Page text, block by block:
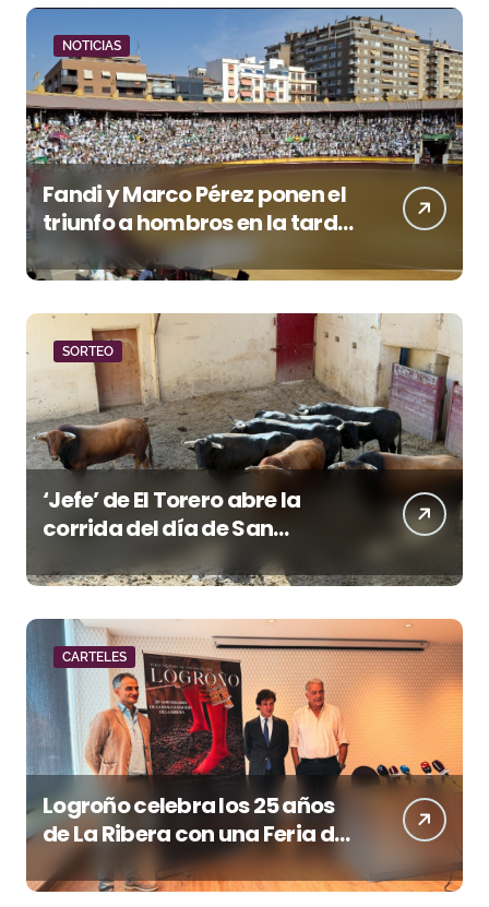
NOTICIAS
Fandi y Marco Pérez ponen el
triunfo a hombros en la tarde
de San Lorenzo
SORTEO
‘Jefe’ de El Torero abre la
corrida del día de San
Lorenzo en Huesca
CARTELES
Logroño celebra los 25 años
de La Ribera con una Feria de
San Mateo de máxima
categoría